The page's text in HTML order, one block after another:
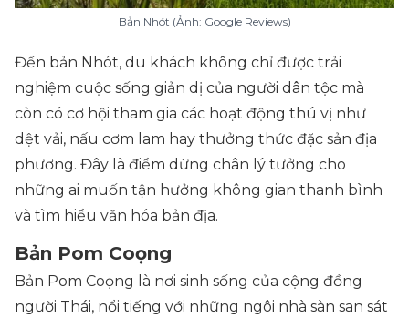
Bản Nhót (Ảnh: Google Reviews)
Đến bản Nhót, du khách không chỉ được trải
nghiệm cuộc sống giản dị của người dân tộc mà
còn có cơ hội tham gia các hoạt động thú vị như
dệt vải, nấu cơm lam hay thưởng thức đặc sản địa
phương. Đây là điểm dừng chân lý tưởng cho
những ai muốn tận hưởng không gian thanh bình
và tìm hiểu văn hóa bản địa.
Bản Pom Coọng
Bản Pom Coọng là nơi sinh sống của cộng đồng
người Thái, nổi tiếng với những ngôi nhà sàn san sát